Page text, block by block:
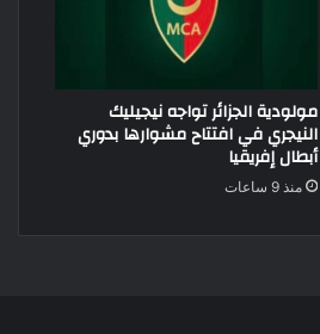
مولودية الجزائر تواجه نيجيليك
النيجري في افتتاح مشوارها بدوري
أبطال إفريقيا
منذ 9 ساعات